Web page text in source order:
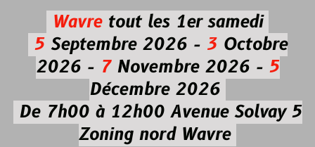
Wavretout les 1er samedi
5Septembre 2026 - 3Octobre
2026 -7Novembre 2026 - 5
Décembre 2026
De 7h00 à 12h00 Avenue Solvay 5
Zoning nord Wavre